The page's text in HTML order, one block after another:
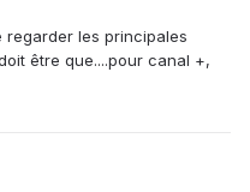
les principales
être que....pour canal +,